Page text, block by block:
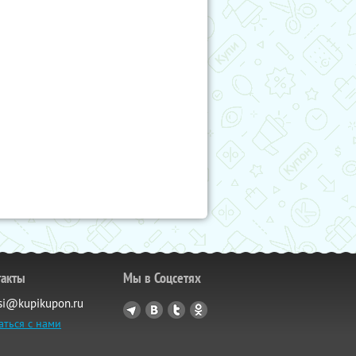
с нами
Мы в Соцсетях